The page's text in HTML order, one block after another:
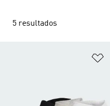
5 resultados